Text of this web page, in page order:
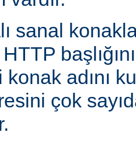
sanal
adını
çok